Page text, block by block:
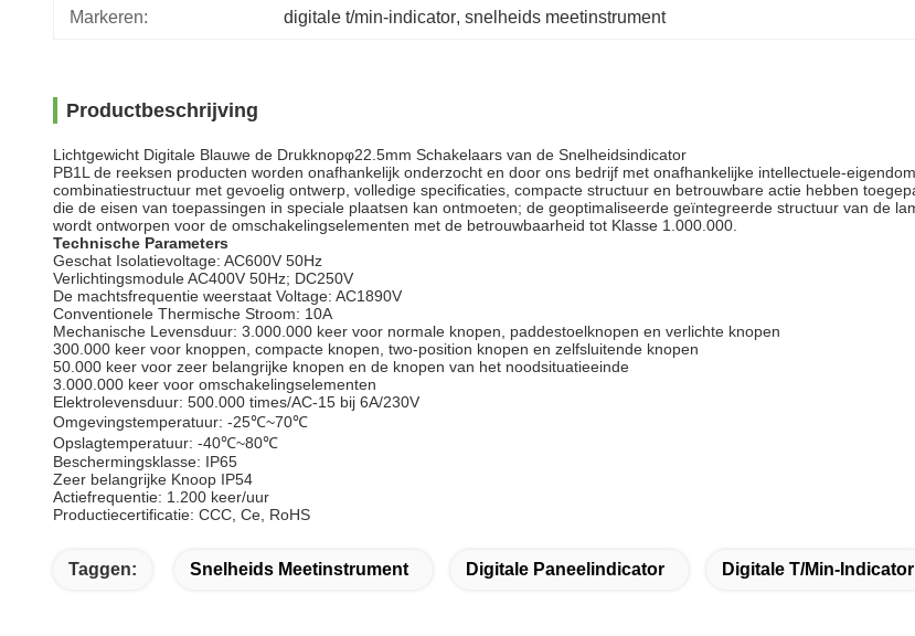
Markeren: digitale t/min-indicator, snelheids meetinstrument
Productbeschrijving
Lichtgewicht Digitale Blauwe de Drukknopφ22.5mm Schakelaars van de Snelheidsindicator
PB1L de reeksen producten worden onafhankelijk onderzocht en door ons bedrijf met onafhankelijke intellectuele-
combinatiestructuur met gevoelig ontwerp, volledige specificaties, compacte structuur en betrouwbare actie hebben
die de eisen van toepassingen in speciale plaatsen kan ontmoeten; de geoptimaliseerde geïntegreerde structuur van de
wordt ontworpen voor de omschakelingselementen met de betrouwbaarheid tot Klasse 1.000.000.
Technische Parameters
Geschat Isolatievoltage: AC600V 50Hz
Verlichtingsmodule AC400V 50Hz; DC250V
De machtsfrequentie weerstaat Voltage: AC1890V
Conventionele Thermische Stroom: 10A
Mechanische Levensduur: 3.000.000 keer voor normale knopen, paddestoelknopen en verlichte knopen
300.000 keer voor knoppen, compacte knopen, two-position knopen en zelfsluitende knopen
50.000 keer voor zeer belangrijke knopen en de knopen van het noodsituatieeinde
3.000.000 keer voor omschakelingselementen
Elektrolevensduur: 500.000 times/AC-15 bij 6A/230V
Omgevingstemperatuur: -25℃~70℃
Opslagtemperatuur: -40℃~80℃
Beschermingsklasse: IP65
Zeer belangrijke Knoop IP54
Actiefrequentie: 1.200 keer/uur
Productiecertificatie: CCC, Ce, RoHS
Taggen: Snelheids Meetinstrument Digitale Paneelindicator Digitale T/min-Indicator